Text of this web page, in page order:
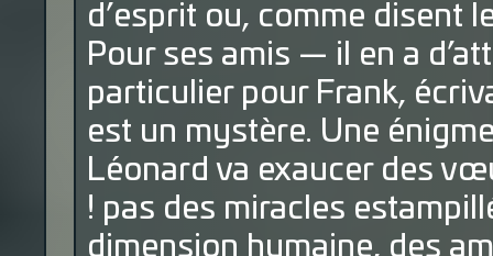
d’esprit ou, comme disent
Pour ses amis — il en a
particulier pour Frank,
est un mystère. Une
Léonard va exaucer des
! pas des miracles
dimension humaine, des